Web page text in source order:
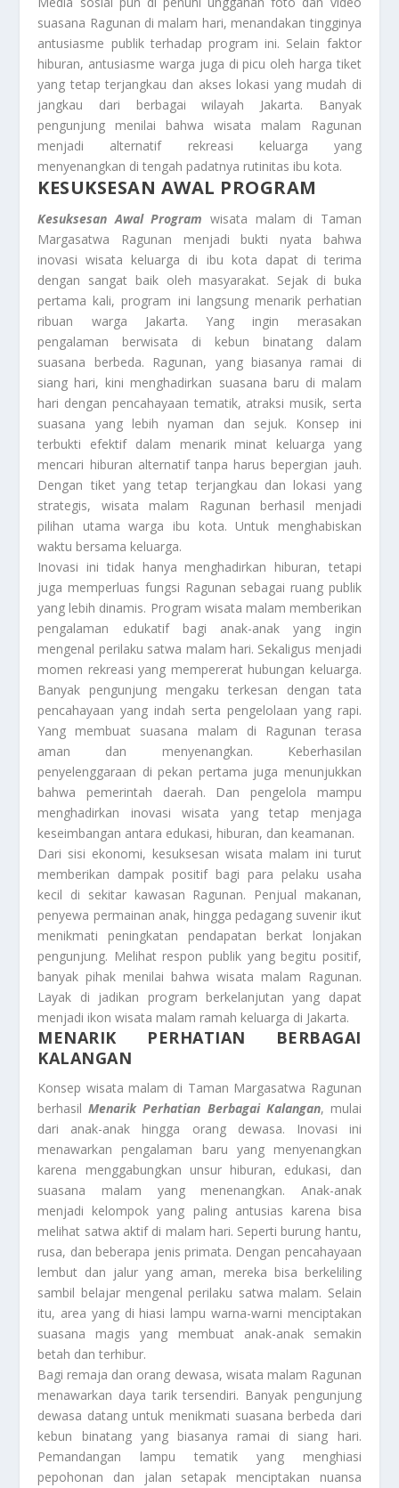
suasana Ragunan di malam hari, menandakan tingginya
antusiasme publik terhadap program ini. Selain faktor
hiburan, antusiasme warga juga di picu oleh harga tiket
yang tetap terjangkau dan akses lokasi yang mudah di
jangkau dari berbagai wilayah Jakarta. Banyak
pengunjung menilai bahwa wisata malam Ragunan
menjadi alternatif rekreasi keluarga yang
menyenangkan di tengah padatnya rutinitas ibu kota.
KESUKSESAN AWAL PROGRAM
Kesuksesan Awal Program wisata malam di Taman
Margasatwa Ragunan menjadi bukti nyata bahwa
inovasi wisata keluarga di ibu kota dapat di terima
dengan sangat baik oleh masyarakat. Sejak di buka
pertama kali, program ini langsung menarik perhatian
ribuan warga Jakarta. Yang ingin merasakan
pengalaman berwisata di kebun binatang dalam
suasana berbeda. Ragunan, yang biasanya ramai di
siang hari, kini menghadirkan suasana baru di malam
hari dengan pencahayaan tematik, atraksi musik, serta
suasana yang lebih nyaman dan sejuk. Konsep ini
terbukti efektif dalam menarik minat keluarga yang
mencari hiburan alternatif tanpa harus bepergian jauh.
Dengan tiket yang tetap terjangkau dan lokasi yang
strategis, wisata malam Ragunan berhasil menjadi
pilihan utama warga ibu kota. Untuk menghabiskan
waktu bersama keluarga.
Inovasi ini tidak hanya menghadirkan hiburan, tetapi
juga memperluas fungsi Ragunan sebagai ruang publik
yang lebih dinamis. Program wisata malam memberikan
pengalaman edukatif bagi anak-anak yang ingin
mengenal perilaku satwa malam hari. Sekaligus menjadi
momen rekreasi yang mempererat hubungan keluarga.
Banyak pengunjung mengaku terkesan dengan tata
pencahayaan yang indah serta pengelolaan yang rapi.
Yang membuat suasana malam di Ragunan terasa
aman dan menyenangkan. Keberhasilan
penyelenggaraan di pekan pertama juga menunjukkan
bahwa pemerintah daerah. Dan pengelola mampu
menghadirkan inovasi wisata yang tetap menjaga
keseimbangan antara edukasi, hiburan, dan keamanan.
Dari sisi ekonomi, kesuksesan wisata malam ini turut
memberikan dampak positif bagi para pelaku usaha
kecil di sekitar kawasan Ragunan. Penjual makanan,
penyewa permainan anak, hingga pedagang suvenir ikut
menikmati peningkatan pendapatan berkat lonjakan
pengunjung. Melihat respon publik yang begitu positif,
banyak pihak menilai bahwa wisata malam Ragunan.
Layak di jadikan program berkelanjutan yang dapat
menjadi ikon wisata malam ramah keluarga di Jakarta.
MENARIK PERHATIAN BERBAGAI
KALANGAN
Konsep wisata malam di Taman Margasatwa Ragunan
berhasilMenarik Perhatian Berbagai Kalangan, mulai
dari anak-anak hingga orang dewasa. Inovasi ini
menawarkan pengalaman baru yang menyenangkan
karena menggabungkan unsur hiburan, edukasi, dan
suasana malam yang menenangkan. Anak-anak
menjadi kelompok yang paling antusias karena bisa
melihat satwa aktif di malam hari. Seperti burung hantu,
rusa, dan beberapa jenis primata. Dengan pencahayaan
lembut dan jalur yang aman, mereka bisa berkeliling
sambil belajar mengenal perilaku satwa malam. Selain
itu, area yang di hiasi lampu warna-warni menciptakan
suasana magis yang membuat anak-anak semakin
betah dan terhibur.
Bagi remaja dan orang dewasa, wisata malam Ragunan
menawarkan daya tarik tersendiri. Banyak pengunjung
dewasa datang untuk menikmati suasana berbeda dari
kebun binatang yang biasanya ramai di siang hari.
Pemandangan lampu tematik yang menghiasi
pepohonan dan jalan setapak menciptakan nuansa